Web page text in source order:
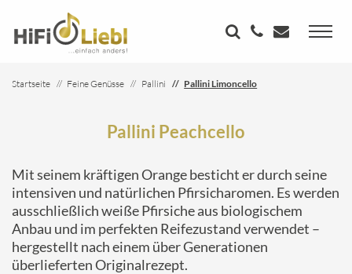
Startseite Feine Genüsse Pallini Pallini Limoncello
Pallini Peachcello
Mit seinem kräftigen Orange besticht er durch seine
intensiven und natürlichen Pfirsicharomen. Es werden
ausschließlich weiße Pfirsiche aus biologischem
Anbau und im perfekten Reifezustand verwendet –
hergestellt nach einem über Generationen
überlieferten Originalrezept.